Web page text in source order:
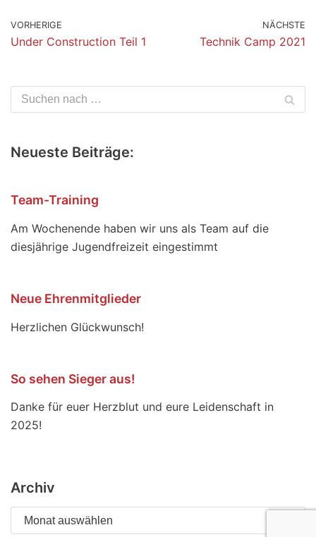
VORHERIGE
Under Construction Teil 1
NÄCHSTE
Technik Camp 2021
Neueste Beiträge:
Team-Training
Am Wochenende haben wir uns als Team auf die
diesjährige Jugendfreizeit eingestimmt
Neue Ehrenmitglieder
Herzlichen Glückwunsch!
So sehen Sieger aus!
Danke für euer Herzblut und eure Leidenschaft in
2025!
Archiv